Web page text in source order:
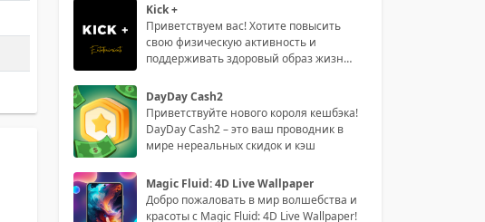
Kick +
Приветствуем вас! Хотите повысить
свою физическую активность и
поддерживать здоровый образ жизни?
DayDay Cash2
Приветствуйте нового короля кешбэка!
DayDay Cash2 – это ваш проводник в
мире нереальных скидок и кэш
Magic Fluid: 4D Live Wallpaper
Добро пожаловать в мир волшебства и
красоты с Magic Fluid: 4D Live Wallpaper!